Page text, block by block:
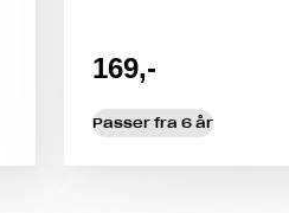
169,-
Passer fra 6 år